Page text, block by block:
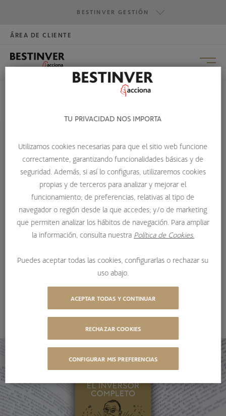
BESTINVER GESTIÓN
BESTINVER ACTIVOS INMOBILIARIOS
ÁREA DE CLIENTE
CHARLIE MUNGER: EL INVERSOR COMPLETO
CHARLIE MUNGER: EL
INVERSOR COMPLETO
Charlie Munger: El inversor completo presenta la filosofía
de inversión y pensamiento de Charlie Munger, el socio de
Warren Buffett. El libro presenta un enfoque que va más
allá de las finanzas tradicionales, basado en la
para tomar mejores decisiones.
TU PRIVACIDAD NOS IMPORTA
Utilizamos cookies necesarias para que el sitio web funcione
correctamente, garantizando funcionalidades básicas y de
seguridad. Además, si así lo configuras, utilizaremos cookies
propias y de terceros para analizar y mejorar el
funcionamiento; de preferencias, relativas al tipo de
navegador o región desde la que accedes; y/o de marketing
que permiten analizar los hábitos de navegación. Para ampliar
la información, consulta nuestra Política de Cookies.
Puedes aceptar todas las cookies, configurarlas o rechazar su
uso abajo.
CONFIGURAR MIS PREFERENCIAS
RECHAZAR COOKIES
ACEPTAR TODAS Y CONTINUAR